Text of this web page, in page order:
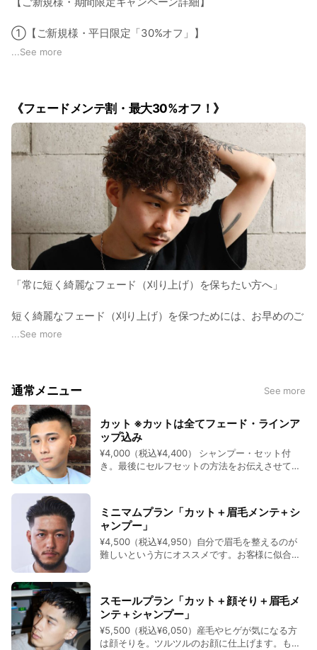
「パーマをかけたいけど似合わなそう」「一度はパーマをかけ
ラフに、カジュアルに、より個性的に決めたいならストリート
スタイルを。
タイルも提供できます。
仕事ではスタイリッシュに。休日にはラフに、もしくはハード
に。
スタイリングを変化させるだけで、ガラッと印象を変えられま
す。
例えば、
・ツヤ感のある整髪料(グリースなど)でスタイリッシュにセッ
ト
・マット系の整髪料(ワックスなど)で無造作にセット
などが実現可能です。
セルフヘアセットの方法も詳しくお伝えします。
初めてバーバースタイルやストリートスタイルに挑戦する方も
大歓迎です。
ぜひバーバースタイルやストリートスタイルに興味がある大人
メンズは、バーバーショップCHILL CHAIRを一度お試しくださ
い。
①【ご新規様・平日限定「30%オフ」】
・ミニマムプラン
「カット+眉毛メンテ」
通常価格4,500円（税込4,950円）→3,150円（税込3,465円）
・スモールプラン
「カット＋顔そり＋眉毛メンテ」
通常価格5,500円（税込6,050円）→3,850円（税込4,235円）
・カット＋パーマ（弱め〜強め）
通常価格10,000円〜（税込11,000円〜）→7,000円〜（税込
7,700円〜）
・カット＋イージーパーマ
通常価格10,000円〜（税込11,000円〜）→7,000円〜（税込
マは非対応
通常価格10,000円〜（税込11,000円〜）→7,000円〜（税込
7,700円〜）
・カット＋ツイスト&スパイラルパーマ（弱め〜強め）
通常価格16,000円〜（税込17,600円〜）→11,200円〜（税込
12,320円〜）
・カット＋特殊パーマ（ソフトドレッド・アフロ系の針金を使
うパーマ） ※本格的なドレッドは非対応
※特殊パーマの予約は「お電話」か「LINE」のみ対応
通常価格22,000円〜（税込24,200円〜）→15,400円〜（税込
16,940円〜）
・カット＋ワンカラー
通常価格10,000円〜（税込11,000円〜）→7,000円〜（税込
7,700円〜）
...See more
《フェードメンテ割・最大30%オフ！》
「常に短く綺麗なフェード（刈り上げ）を保ちたい方へ」
短く綺麗なフェード（刈り上げ）を保つためには、お早めのご
来店が必要になります。
■ 1週間以内の来店でフェードカット30%オフ
4,000円（税込4,400円）→ 2,800円（税込3,080円）
■ 2週間以内の来店でフェードカット20%オフ
4,000円（税込4,400円）→ 3,200円（税込3,520円）
という「フェードメンテナンス割」を導入しました。
《注意》
「フェードメンテナンス割」は、以下の"６つの条件"をご承諾
済みのお客様のみとなります。
①”整髪料を付けずに”ご来店ください
②トップはカットしません（周りの”フェードカットのみ”で
す）
...See more
通常メニュー See more
カット ※カットは全てフェード・ラインア
ップ込み
¥4,000（税込¥4,400） シャンプー・セット付
き。最後にセルフセットの方法をお伝えさせて頂
¥3,600（税込¥3,960） 高校生は¥3,800（税込
¥4,180）
ミニマムプラン「カット＋眉毛メンテ＋シ
ャンプー」
¥4,500（税込¥4,950）自分で眉毛を整えるのが
難しいという方にオススメです。お客様に似合う
スモールプラン「カット＋顔そり＋眉毛メ
ンテ＋シャンプー」
¥5,500（税込¥6,050）産毛やヒゲが気になる方
は顔そりを。ツルツルのお顔に仕上げます。もち